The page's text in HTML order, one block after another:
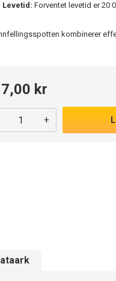
Levetid: Forventet levetid er 20
kombinerer
kr
+